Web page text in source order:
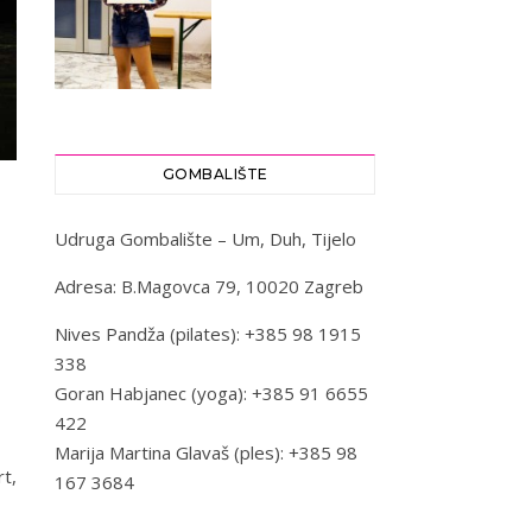
GOMBALIŠTE
Udruga Gombalište – Um, Duh, Tijelo
Adresa: B.Magovca 79, 10020 Zagreb
Nives Pandža (pilates): +385 98 1915
338
Goran Habjanec (yoga): +385 91 6655
422
Marija Martina Glavaš (ples): +385 98
167 3684